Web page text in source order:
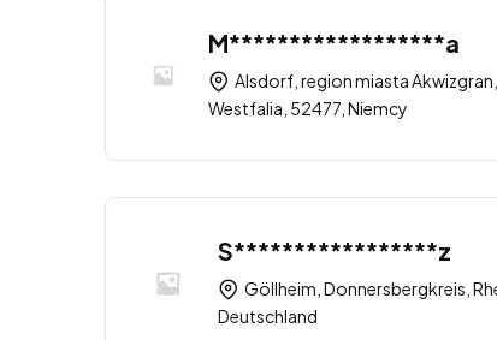
M******************a
Alsdorf, region miasta
Westfalia, 52477, Niemcy
S*****************z
Göllheim, Donnersbergkreis,
Deutschland